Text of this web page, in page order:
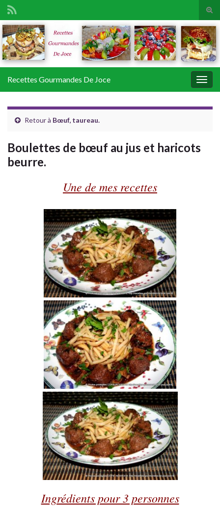
Search for:
Recettes Gourmandes De Joce
Retour à Bœuf, taureau.
Boulettes de bœuf au jus et haricots
beurre.
Une de mes recettes
Ingrédients pour 3 personnes